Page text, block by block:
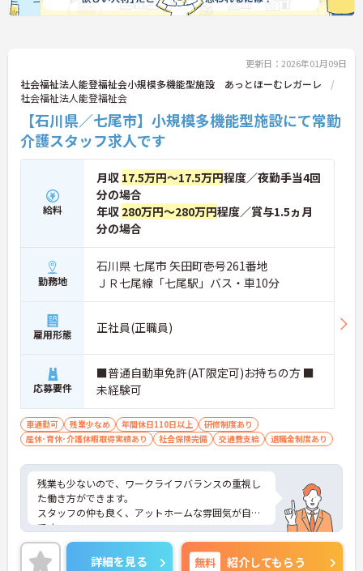
更新日：2026年01月09日
社会福祉法人能登福祉会小規模多機能型施設 あっとほーむレガーレ
社会福祉法人能登福祉会
【石川県／七尾市】小規模多機能型施設にて常勤
介護スタッフ求人です
給料
月収 17.5万円～17.5万円程度／夜勤手当4回
分の場合
年収 280万円～280万円程度／賞与1.5ヵ月
分の場合
勤務地
石川県 七尾市 矢田町壱号261番地
ＪＲ七尾線「七尾駅」バス・車10分
雇用形態 正社員(正職員)
応募要件
■普通自動車免許(AT限定可)お持ちの方 ■
未経験可
車通勤可 残業少なめ 年間休日110日以上
研修制度あり
産休･育休･介護休暇取得実績あり
社会保険完備 交通費支給 退職金制度あり
残業も少ないので、ワークライフバランスの重視し
た働き方ができます。
スタッフの仲も良く、アットホームな雰囲気が自慢
です。
ご興味ある方には、面接対策ポイントなど、詳細を
お話しいたしますのでお気軽にご相談ください。
詳細を見る 無料 紹介してもらう